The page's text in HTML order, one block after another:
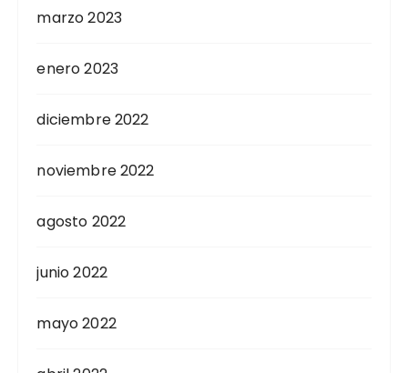
marzo 2023
enero 2023
diciembre 2022
noviembre 2022
agosto 2022
junio 2022
mayo 2022